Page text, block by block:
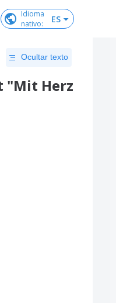
Idioma
nativo: ES
Ocultar texto
"Mit Herz